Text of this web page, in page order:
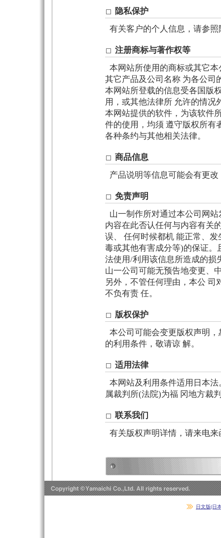
隐私保护
有关客户的个人信息，请参照
注册商标与著作权等
本网站所使用的商标或其它
其它产品及公司名称 为各公司
本网站所登载的信息受各国版
用，或其他法律所 允许的情况
本网站提供的软件，为该软件
件的使用，均须 遵守版权所有
各种条约与其他相关法律。
商品信息
产品说明等信息可能会有更
免责声明
山一制作所对通过本公司网
内容在此否认任何与内容有关
误、 任何时候都机 能正常、
毒或其他有害成分等)的保证。
法使用/利用该信息所造成的损
山一公司可能无预告地变更、
另外，不管任何理由，本公 司
不负有责 任。
版权保护
本公司可能会变更版权声明
的利用条件，敬请谅 解。
适用法律
本网站及利用条件适用日本
属裁判所(法院)为福 冈地方裁
联系我们
有关版权声明详情，请来电来
日文版(日